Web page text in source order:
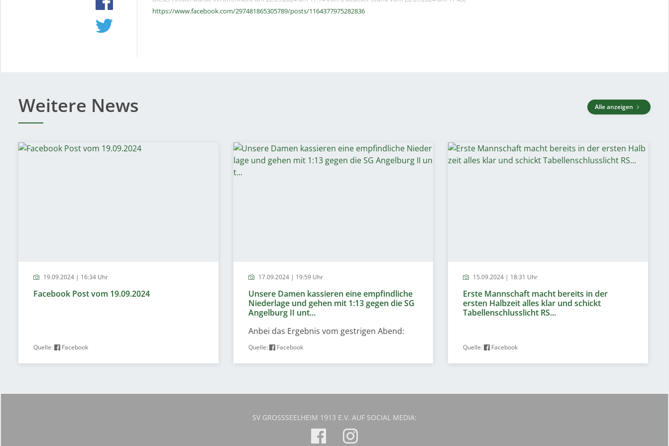
https://www.facebook.com/297481865305789/posts/1164377975282836
Weitere News Alle anzeigen
19.09.2024 | 16:34 Uhr
Facebook Post vom 19.09.2024
Quelle: Facebook
17.09.2024 | 19:59 Uhr
Unsere Damen kassieren eine empfindliche
Niederlage und gehen mit 1:13 gegen die SG
Angelburg II unt...
Anbei das Ergebnis vom gestrigen Abend:
Quelle: Facebook
15.09.2024 | 18:31 Uhr
Erste Mannschaft macht bereits in der
ersten Halbzeit alles klar und schickt
Tabellenschlusslicht RS...
Quelle: Facebook
SV GROSSSEELHEIM 1913 E.V. AUF SOCIAL MEDIA: